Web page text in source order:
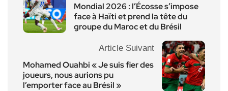
Mondial 2026 : l’Écosse s’impose
face à Haïti et prend la tête du
groupe du Maroc et du Brésil
Article Suivant
Mohamed Ouahbi « Je suis fier des
joueurs, nous aurions pu
l’emporter face au Brésil »